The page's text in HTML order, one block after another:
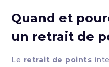
Quand et
un retrait de
Le retrait de points